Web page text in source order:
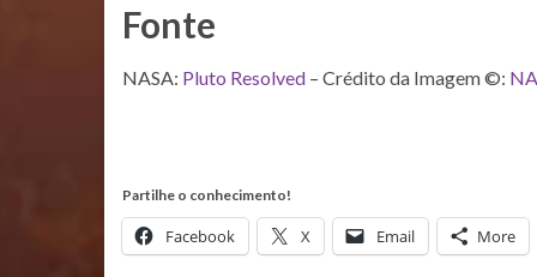
Fonte
NASA: Pluto Resolved – Crédito da Imagem ©:
Partilhe o conhecimento!
Facebook X Email More